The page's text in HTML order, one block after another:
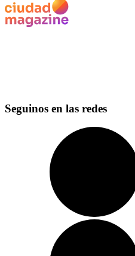
Seguinos en las redes